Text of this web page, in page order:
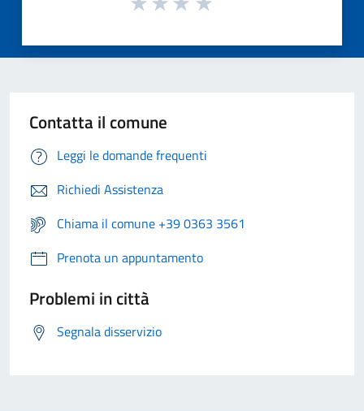
Contatta il comune
Leggi le domande frequenti
Richiedi Assistenza
Chiama il comune +39 0363 3561
Prenota un appuntamento
Problemi in città
Segnala disservizio